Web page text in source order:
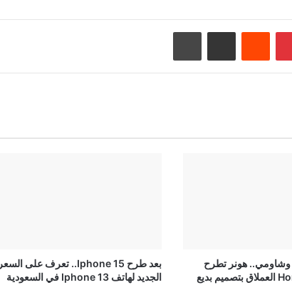
بينتيريست
هونر تطرح
هاتف Honor X50 العملاق بتصميم بديع
بعد طرح Iphone 15.. تعرف على السعر
الجديد لهاتف Iphone 13 في السعودية